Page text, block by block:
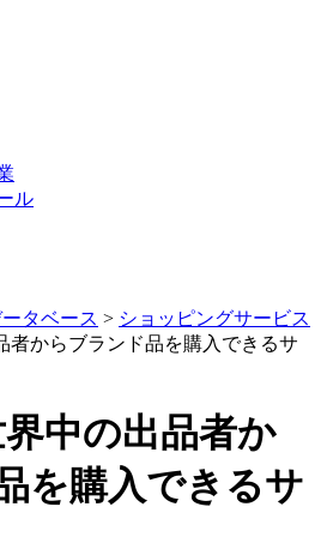
ル
タベース > ショッピングサービス
者からブランド品を購入できるサ
中の出品者か
を購入できるサ